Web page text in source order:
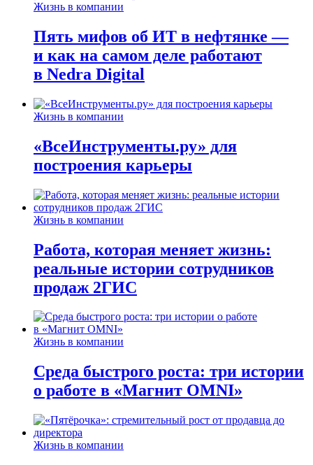
Жизнь в компании
Пять мифов об ИТ в нефтянке —
и как на самом деле работают
в Nedra Digital
Жизнь в компании
«ВсеИнструменты.ру» для
построения карьеры
Жизнь в компании
Работа, которая меняет жизнь:
реальные истории сотрудников
продаж 2ГИС
Жизнь в компании
Среда быстрого роста: три истории
о работе в «Магнит OMNI»
Жизнь в компании